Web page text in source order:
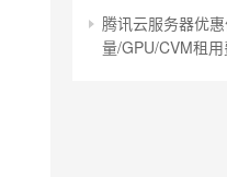
腾讯云服务器优
量/GPU/CVM租用